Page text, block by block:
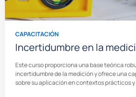
CAPACITACIÓN
Incertidumbre en la
Este curso proporciona una base teórica
incertidumbre de la medición y ofrece una
sobre su aplicación en contextos prácticos